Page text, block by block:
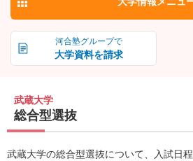
河合塾グループで
大学資料を請求
武蔵大学
総合型選抜
武蔵大学の総合型選抜について、入試日